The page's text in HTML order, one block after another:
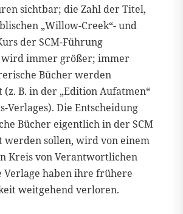
sichtbar; die Zahl der Titel,
„Willow-Creek“- und
der SCM-Führung
wird immer größer; immer
Bücher werden
B. in der „Edition Aufatmen“
Verlages). Die Entscheidung
Bücher eigentlich in der SCM
sollen, wird von einem
Kreis von Verantwortlichen
Verlage haben ihre frühere
weitgehend verloren.